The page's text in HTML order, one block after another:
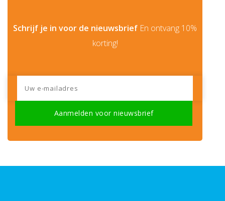
Schrijf je in voor de nieuwsbrief En ontvang 10%
korting!